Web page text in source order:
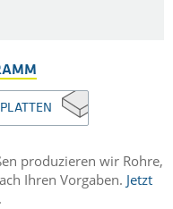
PLATTEN
produzieren wir Rohre,
Ihren Vorgaben. Jetzt
.